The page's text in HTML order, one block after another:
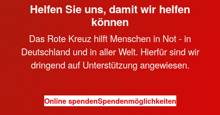
Helfen Sie uns, damit wir helfen
können
Das Rote Kreuz hilft Menschen in Not - in
Deutschland und in aller Welt. Hierfür sind wir
dringend auf Unterstützung angewiesen.
Online spendenSpendenmöglichkeiten